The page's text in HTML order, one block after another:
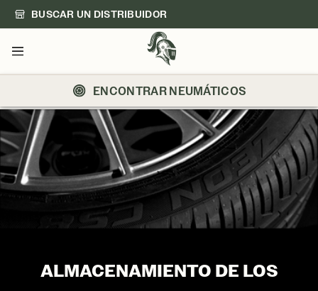
BUSCAR UN DISTRIBUIDOR
Menú
ENCONTRAR NEUMÁTICOS
ALMACENAMIENTO DE LOS